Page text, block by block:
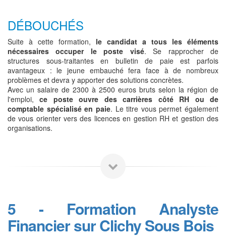
DÉBOUCHÉS
Suite à cette formation, le candidat a tous les éléments
nécessaires occuper le poste visé. Se rapprocher de
structures sous-traitantes en bulletin de paie est parfois
avantageux : le jeune embauché fera face à de nombreux
problèmes et devra y apporter des solutions concrètes.
Avec un salaire de 2300 à 2500 euros bruts selon la région de
l'emploi,ce poste ouvre des carrières côté RH ou de
comptable spécialisé en paie. Le titre vous permet également
de vous orienter vers des licences en gestion RH et gestion des
organisations.
5 - Formation Analyste
Financier sur Clichy Sous Bois